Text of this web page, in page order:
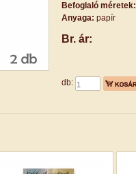
Befoglaló méretek:
Anyaga: papír
Br. ár:
db: